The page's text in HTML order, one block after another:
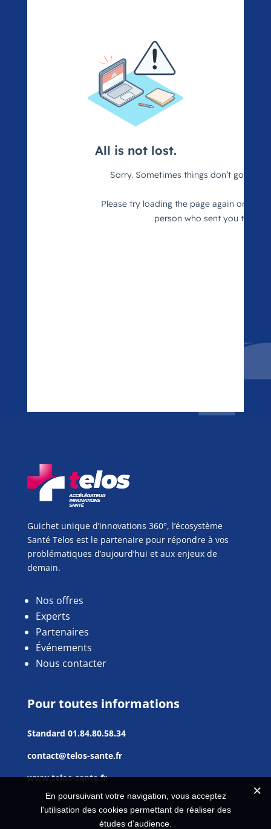
Guichet unique d’innovations 360°, l’écosystème
Santé Telos est le partenaire pour répondre à vos
problématiques d’aujourd’hui et aux enjeux de
demain.
Nos offres
Experts
Partenaires
Événements
Nous contacter
Pour toutes informations
Standard 01.84.80.58.34
contact@telos-sante.fr
www.telos-sante.fr
En poursuivant votre navigation, vous acceptez
l'utilisation des cookies permettant de réaliser des
études d’audience.